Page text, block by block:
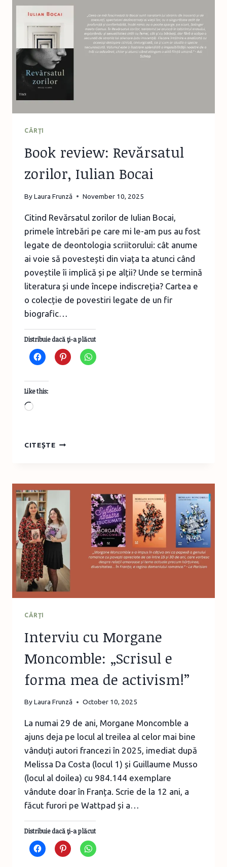
ÎȚI
VINE
SĂ
PLÂNGI!”
CĂRŢI
Book review: Revărsatul
zorilor, Iulian Bocai
ByLaura Frunză November 10, 2025
Citind Revărsatul zorilor de Iulian Bocai,
primele întrebări pe care mi le-am pus au fost
legate de deontologia scriitorului: cât anume
ai voie să povestești din viața ta atunci când
poveștile îi implică și pe alții? Unde se termină
literatura și unde începe indiscreția? Cartea e
o colecție de povestiri legate de un fir
biografic…
Distribuie dacă ţi-a plăcut
Like this:
Loading…
CITEȘTEBOOK
IULIAN
CĂRŢI
Interviu cu Morgane
Moncomble: „Scrisul e
forma mea de activism!”
ByLaura Frunză October 10, 2025
La numai 29 de ani, Morgane Moncomble a
ajuns deja pe locul al treilea al celor mai bine
vânduți autori francezi în 2025, imediat după
Melissa Da Costa (locul 1) și Guillaume Musso
(locul al doilea) cu 984.144 exemplare
vândute doar în Franța. Scrie de la 12 ani, a
făcut furori pe Wattpad și a…
Distribuie dacă ţi-a plăcut